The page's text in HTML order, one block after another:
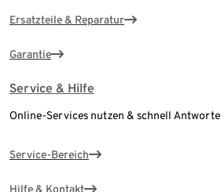
Ersatzteile & Reparatur
Garantie
Service & Hilfe
Online-Services nutzen & schnell
Service-Bereich
Hilfe & Kontakt